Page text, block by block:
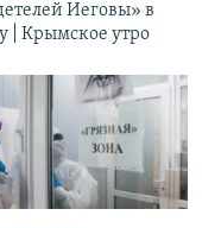
Иеговы» в
| Крымское утро